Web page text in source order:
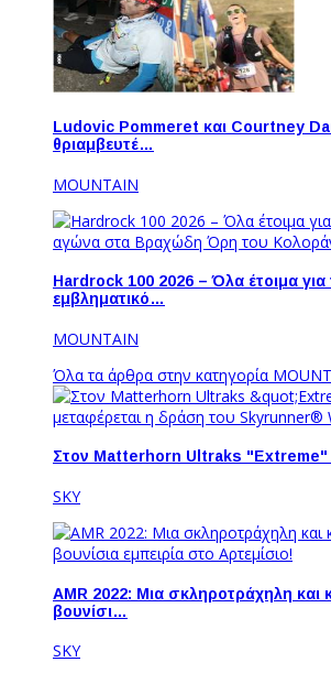
Ludovic Pommeret και Courtney
θριαμβευτέ…
MOUNTAIN
Hardrock 100 2026 – Όλα έτοιμα για
εμβληματικό…
MOUNTAIN
Όλα τα άρθρα στην κατηγορία
Στον Matterhorn Ultraks "Extreme"
SKY
AMR 2022: Μια σκληροτράχηλη και
βουνίσι…
SKY